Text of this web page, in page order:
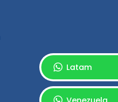
Latam